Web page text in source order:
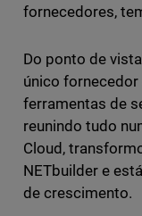
fornecedores,
Do ponto de
único
ferramentas de
reunindo tudo
Cloud,
NETbuilder e
de crescimento.